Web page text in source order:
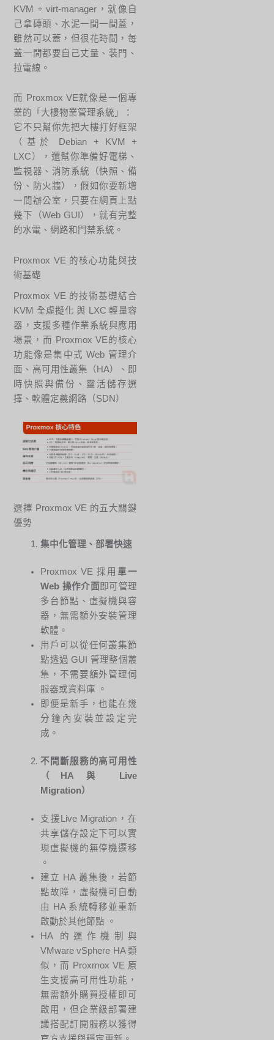
KVM + virt-manager，就像自
己拿磚頭、水泥一間一間蓋，
雖然可以蓋，但很花時間，每
蓋一間都要自己丈量、裝門、
拉電線。
而 Proxmox VE就像是一個專
業的「大樓物業管理系統」：
它不只幫你先把大樓打好框架
（基於 Debian + KVM +
LXC），還幫你準備好電梯、
監視器、消防系統（快照、備
份、防火牆），假如你要新增
一間辦公室，只要在網頁上點
幾下（Web GUI），就有完整
的水電、網路和門禁系統。
Proxmox VE 的核心功能與技
術基礎
Proxmox VE 的技術基礎結合
KVM 全虛擬化 與 LXC 輕量容
器，支援多種作業系統與應用
場景，而 Proxmox VE的核心
功能像是集中式 Web 管理介
面、高可用性叢集（HA）、即
時快照與備份、靈活儲存選
擇、軟體定義網路（SDN）
選擇 Proxmox VE 的五大關鍵
優勢
集中化管理、部署快速
Proxmox VE 採用 單一
Web 操作介面即可管理
多台節點、虛擬機與容
器，無需額外安裝管理
軟體。
用戶可以從任何叢集節
點透過 GUI 管理整個叢
集，不需要額外管理伺
服器或資料庫
。
即便是新手，也能在幾
分鐘內安裝並設定完
成。
不間斷服務的高可用性
（HA 與 Live
Migration）
支援Live Migration，在
共享儲存設定下可以實
現虛擬機的無停機遷移
。
建立 HA 叢集後，若節
點故障，虛擬機可自動
由 HA 系統轉移並重新
啟動於其他節點
。
HA 的運作機制與
VMware vSphere HA 類
似，而 Proxmox VE 原
生支援高可用性功能，
無需額外購買授權即可
啟用，但企業級部署建
議搭配訂閱服務以獲得